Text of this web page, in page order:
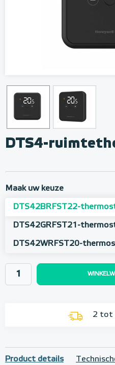
DTS4-
Maak uw keuze
DTS42BRFST22-
DTS42GRFST21-
DTS42WRFST20-
2 tot
Product details